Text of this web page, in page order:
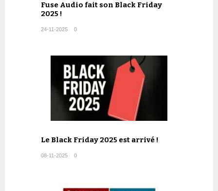
Fuse Audio fait son Black Friday
2025 !
24-11-2025 0
Le Black Friday 2025 est arrivé !
08-11-2025 0